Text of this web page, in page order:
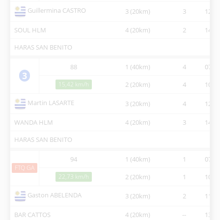
Guillermina CASTRO 3 (20km) 3
SOUL HLM 4 (20km) 2
HARAS SAN BENITO
3
88 1 (40km) 4
15,42 km/h 2 (20km) 4
Martin LASARTE 3 (20km) 4
WANDA HLM 4 (20km) 3
HARAS SAN BENITO
FTQ GA
94 1 (40km) 1
22,73 km/h 2 (20km) 1
Gaston ABELENDA 3 (20km) 2
BAR CATTOS 4 (20km) --